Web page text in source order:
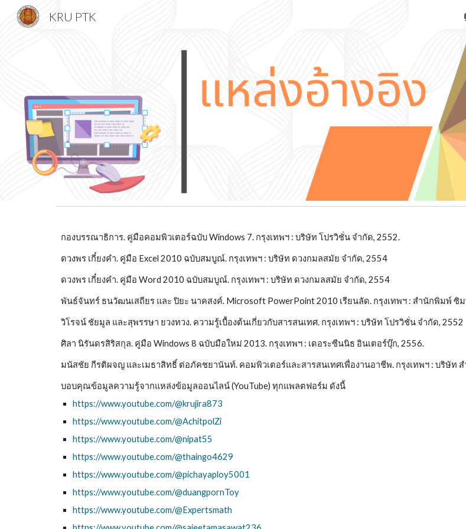
KRU PTK
กองบรรณาธิการ. คู่มือคอมพิวเตอร์ฉบับ Windows 7. กรุงเทพฯ : บริษัท โปรวิชั่น จำกัด, 2552.
ดวงพร เกี๋ยงคำ. คู่มือ Excel 2010 ฉบับสมบูณ์. กรุงเทพฯ : บริษัท ดวงกมลสมัย จำกัด, 2554
ดวงพร เกี๋ยงคำ. คู่มือ Word 2010 ฉบับสมบูณ์. กรุงเทพฯ : บริษัท ดวงกมลสมัย จำกัด, 2554
พันธ์จันทร์ ธนวัฒนเสถียร และ ปิยะ นาคสงค์. Microsoft PowerPoint 2010 เรียนลัด. กรุงเทพฯ : สำนักพิมพ์ ซิ
วิโรจน์ ชัยมูล และสุพรรษา ยวงทวง. ความรู้เบื้องต้นเกี่ยวกับสารสนเทศ. กรุงเทพฯ : บริษัท โปรวิชั่น จำกัด, 2552
ศิลา นิรันดรสิริสกุล. คู่มือ Windows 8 ฉบับมือใหม่ 2013. กรุงเทพฯ : เดอระซีนนิธ อินเตอร์บุ๊ก, 2556.
มนัสชัย กีรติผจญ และเมธาสิทธิ์ ต่อภัคชยานันท์. คอมพิวเตอร์และสารสนเทศเพื่องานอาชีพ. กรุงเทพฯ : บริษัท
บอบคุณข้อมูลความรู้จากแหล่งข้อมูลออนไลน์ (YouTube) ทุกแพลตฟอร์ม ดังนี้
https://www.youtube.com/@krujira873
https://www.youtube.com/@AchitpolZi
https://www.youtube.com/@nipat55
https://www.youtube.com/@thaingo4629
https://www.youtube.com/@pichayaploy5001
https://www.youtube.com/@duangpornToy
https://www.youtube.com/@Expertsmath